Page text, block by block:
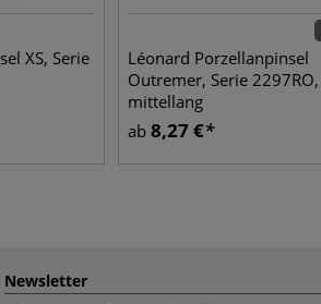
XS, Serie
Léonard Porzellanpinsel
Outremer, Serie 2297RO,
mittellang
ab 8,27 €
Newsletter